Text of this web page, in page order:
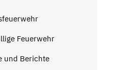
Feuerwehr
und Berichte